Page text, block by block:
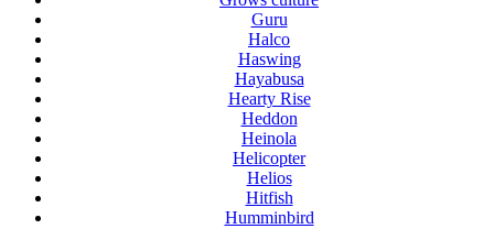
Guru
Halco
Haswing
Hayabusa
Hearty Rise
Heddon
Heinola
Helicopter
Helios
Hitfish
Humminbird